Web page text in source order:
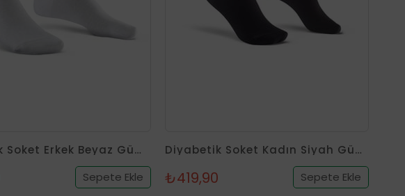
Diyabetik Soket Erkek Beyaz Gümüş Çorap
Sepete Ekle
Diyabetik Soket Kadın Siyah Gümüş Çorap
₺419,90 Sepete Ekle